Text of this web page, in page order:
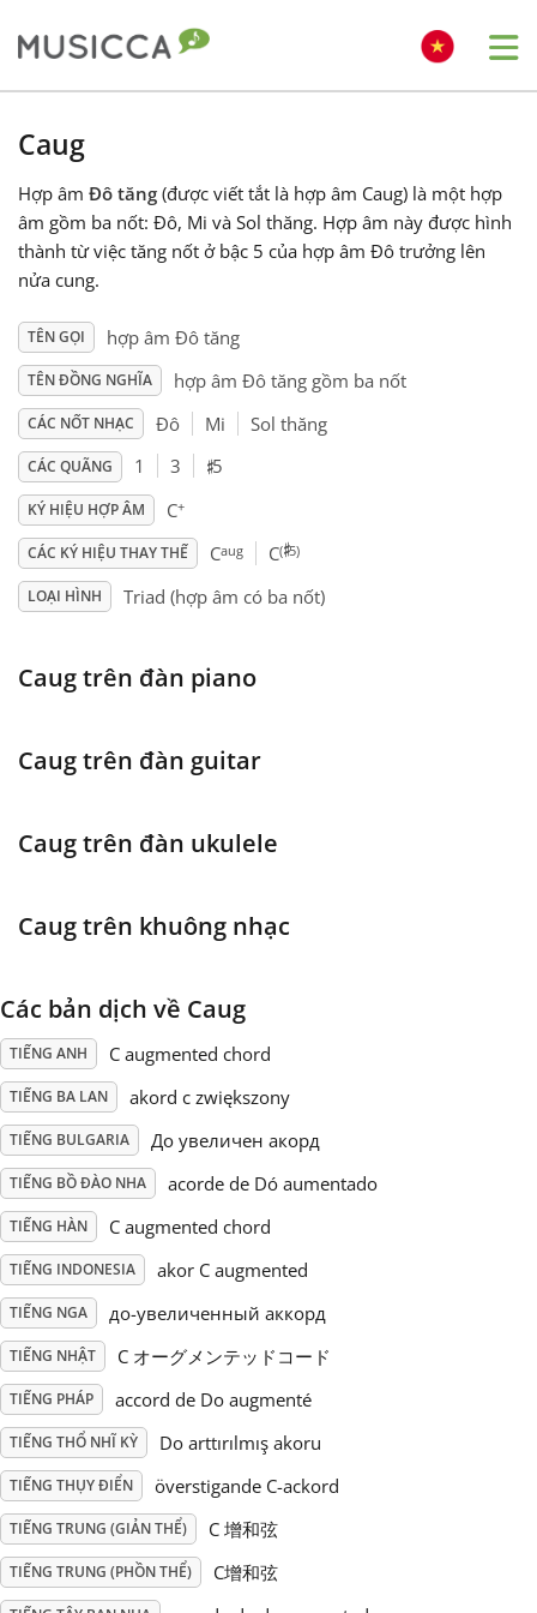
Български
Dansk
Deutsch
English
Español
Français
Português
Русский
Svenska
Tiếng Việt
Türkçe
Українська
简体中文
繁體中文
Caug
Hợp âm Đô tăng (được viết tắt là hợp âm Caug) là một hợp
âm gồm ba nốt: Đô, Mi và Sol thăng. Hợp âm này được hình
thành từ việc tăng nốt ở bậc 5 của hợp âm Đô trưởng lên
nửa cung.
TÊN GỌI hợp âm Đô tăng
TÊN ĐỒNG NGHĨA hợp âm Đô tăng gồm ba nốt
CÁC NỐT NHẠC Đô Mi Sol thăng
CÁC QUÃNG 1 3 ♯5
KÝ HIỆU HỢP ÂM C+
CÁC KÝ HIỆU THAY THẾ Caug C(♯5)
LOẠI HÌNH Triad (hợp âm có ba nốt)
Caug trên đàn piano
Caug trên đàn guitar
Caug trên đàn ukulele
Caug trên khuông nhạc
Các bản dịch về Caug
TIẾNG ANH C augmented chord
TIẾNG BA LAN akord c zwiększony
TIẾNG BULGARIA До увеличен акорд
TIẾNG BỒ ĐÀO NHA acorde de Dó aumentado
TIẾNG HÀN C augmented chord
TIẾNG INDONESIA akor C augmented
TIẾNG NGA до-увеличенный аккорд
TIẾNG NHẬT C オーグメンテッドコード
TIẾNG PHÁP accord de Do augmenté
TIẾNG THỔ NHĨ KỲ Do arttırılmış akoru
TIẾNG THỤY ĐIỂN överstigande C-ackord
TIẾNG TRUNG (GIẢN THỂ) C 增和弦
TIẾNG TRUNG (PHỒN THỂ) C增和弦